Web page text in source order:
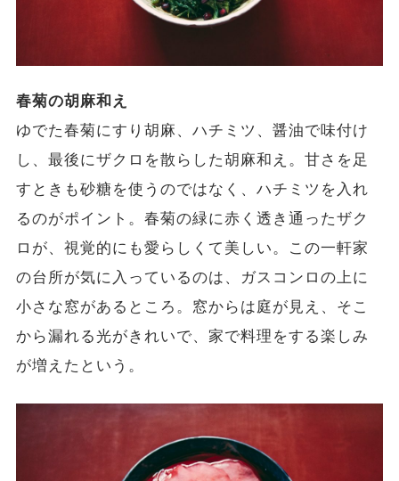
春菊の胡麻和え
ゆでた春菊にすり胡麻、ハチミツ、醤油で味付け
し、最後にザクロを散らした胡麻和え。甘さを足
すときも砂糖を使うのではなく、ハチミツを入れ
るのがポイント。春菊の緑に赤く透き通ったザク
ロが、視覚的にも愛らしくて美しい。この一軒家
の台所が気に入っているのは、ガスコンロの上に
小さな窓があるところ。窓からは庭が見え、そこ
から漏れる光がきれいで、家で料理をする楽しみ
が増えたという。